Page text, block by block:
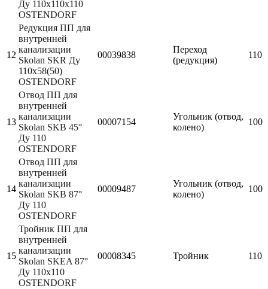
Ду 110х110х110
OSTENDORF
12
Редукция ПП для
внутренней
канализации
Skolan SKR Ду
110х58(50)
OSTENDORF
00039838
Переход
(редукция)
110
13
Отвод ПП для
внутренней
канализации
Skolan SKB 45°
Ду 110
OSTENDORF
00007154
Угольник (отвод,
колено)
100
14
Отвод ПП для
внутренней
канализации
Skolan SKB 87°
Ду 110
OSTENDORF
00009487
Угольник (отвод,
колено)
100
15
Тройник ПП для
внутренней
канализации
Skolan SKEA 87°
Ду 110х110
OSTENDORF
00008345 Тройник 110